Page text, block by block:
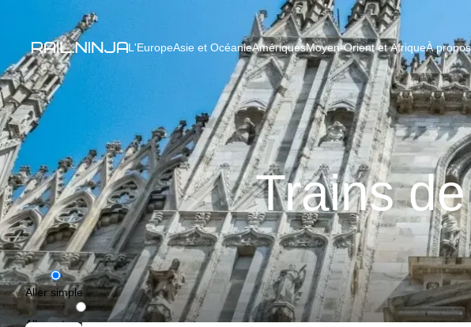
L'EuropeAsie et OcéanieAmériquesMoyen-Orient et AfriqueÀ propos
Trains
Aller simple
Aller-retour